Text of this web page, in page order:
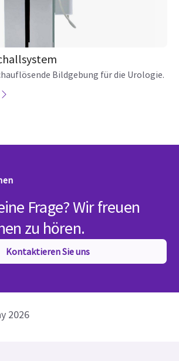
Bildgebung für die Urologie.
Frage? Wir freuen
zu hören.
Kontaktieren Sie uns
2026